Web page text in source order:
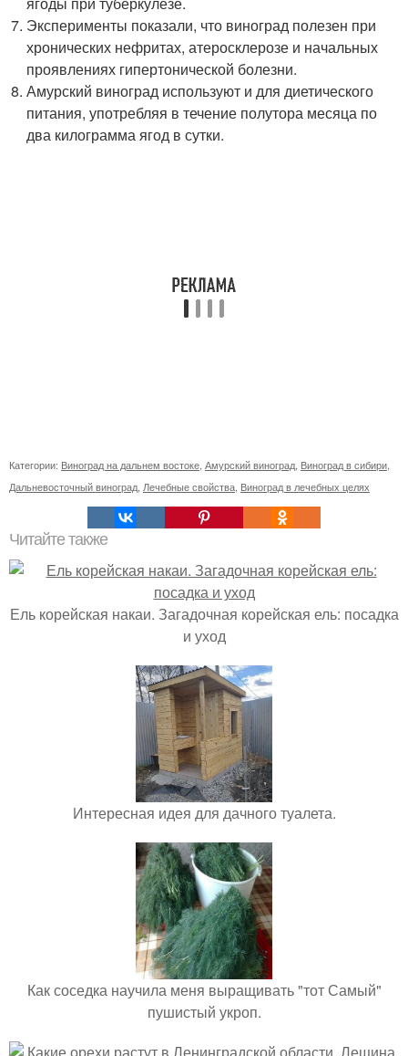
Эксперименты показали, что виноград полезен при
хронических нефритах, атеросклерозе и начальных
проявлениях гипертонической болезни.
Амурский виноград используют и для диетического
питания, употребляя в течение полутора месяца по
два килограмма ягод в сутки.
Категории: Виноград на дальнем востоке Амурский виноград Виноград в сибири
Дальневосточный виноград Лечебные свойства Виноград в лечебных целях
Читайте также
Ель корейская накаи. Загадочная корейская ель: посадка
и уход
Интересная идея для дачного туалета.
Как соседка научила меня выращивать "тот Самый"
пушистый укроп.